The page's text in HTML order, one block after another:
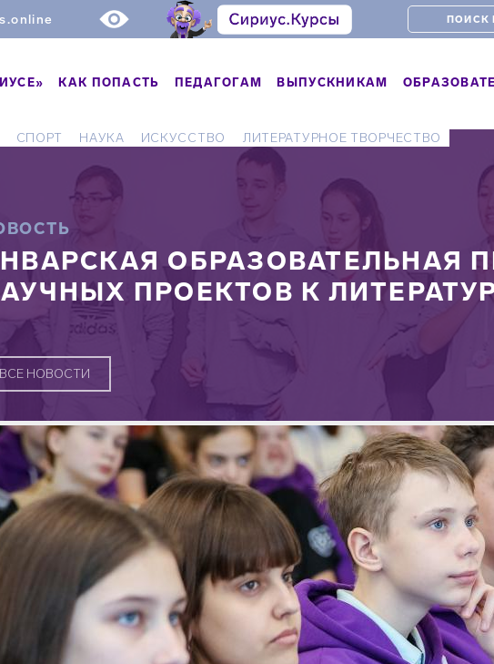
КАК ПОПАСТЬ ПЕДАГОГАМ ВЫПУСКНИКАМ
СПОРТ НАУКА ИСКУССТВО ЛИТЕРАТУРНОЕ ТВОРЧЕСТВО
ОБРАЗОВАТЕЛЬНАЯ
ПРОЕКТОВ К
ВСЕ НОВОСТИ